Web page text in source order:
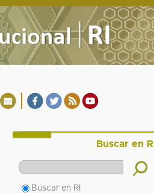
Buscar en RI
Buscar en RI